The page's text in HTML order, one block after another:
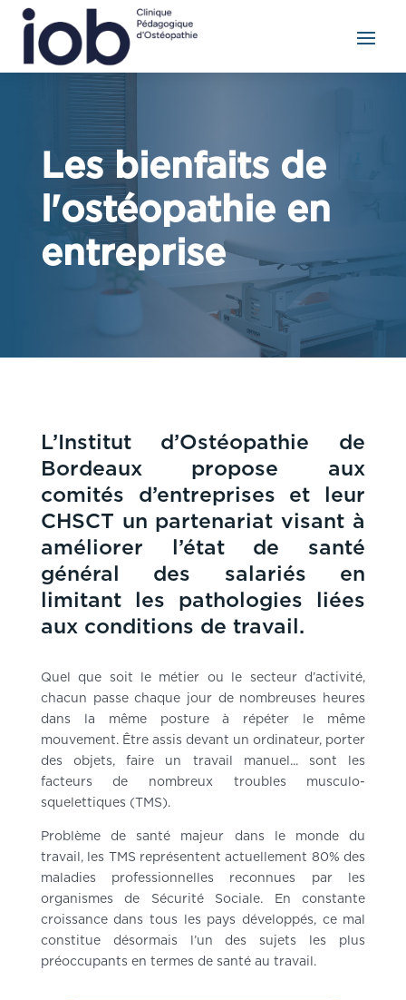
Les bienfaits de
l'ostéopathie en
entreprise
L’Institut d’Ostéopathie de
Bordeaux propose aux
comités d’entreprises et leur
CHSCT un partenariat visant à
améliorer l’état de santé
général des salariés en
limitant les pathologies liées
aux conditions de travail.
Quel que soit le métier ou le secteur d’activité,
chacun passe chaque jour de nombreuses heures
dans la même posture à répéter le même
mouvement. Être assis devant un ordinateur, porter
des objets, faire un travail manuel... sont les
facteurs de nombreux troubles musculo-
squelettiques (TMS).
Problème de santé majeur dans le monde du
travail, les TMS représentent actuellement 80% des
maladies professionnelles reconnues par les
organismes de Sécurité Sociale. En constante
croissance dans tous les pays développés, ce mal
constitue désormais l’un des sujets les plus
préoccupants en termes de santé au travail.